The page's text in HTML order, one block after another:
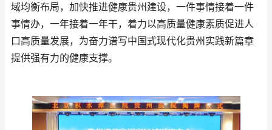
域均衡布局，加快推进健康贵州建设，一件事情接着一件
事情办，一年接着一年干，着力以高质量健康素质促进人
口高质量发展，为奋力谱写中国式现代化贵州实践新篇章
提供强有力的健康支撑。